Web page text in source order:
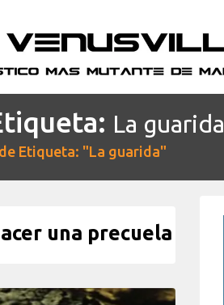
La guarida
Etiqueta: "La guarida"
una precuela